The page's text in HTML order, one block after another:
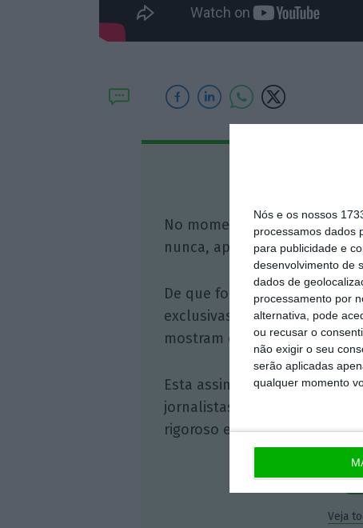
Nós e os nossos
processamos dados
para publicidade e
desenvolvimento de
dados de
processamento por
alternativa, pode
ou recusar o
não exigir o seu
serão aplicadas
qualquer momento
Assine o
No momento em que a
nunca, apoie o jornalismo
De que forma? Assine o
exclusivas, à opinião que
mostram o outro lado da
Esta assinatura é uma forma
jornalistas. A nossa
rigoroso e credível.
Veja